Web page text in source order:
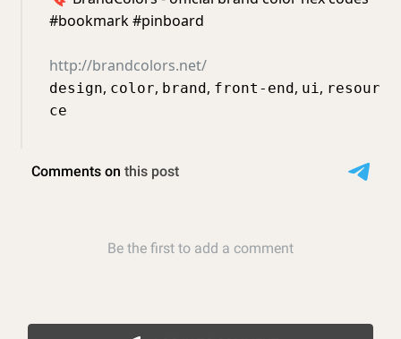
#bookmark #pinboard
http://brandcolors.net/
design, color, brand, front-end, ui, resour
ce